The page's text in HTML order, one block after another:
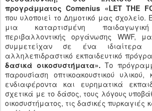
προγράμματος Comenius «LET THE
που υλοποιεί το Δημοτικό μας σχολείο.
μια καταρτισμένη
περιβαλλοντικής οργάνωσης WWF,
συμμετείχαν σε ένα ιδιαίτερα
αλληλεπιδραστικό εκπαιδευτικό
δασικά οικοσυστήματα». Το
παρουσίαση οπτικοακουστικού
ενδιαφέροντα και ευρηματικά
σχετικά με το δάσος, τους λόγους
οικοσυστήματος, τις δασικές πυρκαγιές